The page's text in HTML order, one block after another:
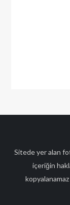
Sitede yer alan
içeriğin